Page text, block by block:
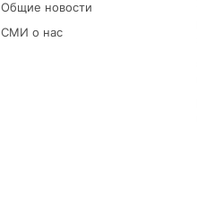
Общие новости
СМИ о нас